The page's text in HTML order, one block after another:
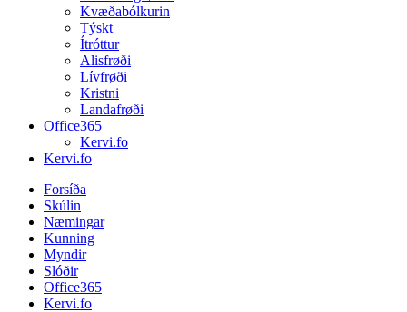
Kvæðabólkurin
Týskt
Ítróttur
Alisfrøði
Lívfrøði
Kristni
Landafrøði
Office365
Kervi.fo
Kervi.fo
Forsíða
Skúlin
Næmingar
Kunning
Myndir
Slóðir
Office365
Kervi.fo